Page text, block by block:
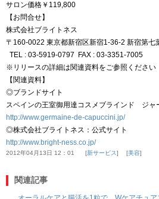
サロン価格￥119,800
【お問合せ】
株式会社ブライトネス
〒160-0022 東京都新宿区新宿1-36-2 新宿第七
TEL : 03-5919-0797 FAX : 03-3351-7005
※リリースの詳細は関連資料をご参照ください
【関連資料】
◎ブランドサイト
スペインの王室御用達コスメブラインド ジャ
http://www.germaine-de-capuccini.jp/
◎株式会社ブライトネス：公式サイト
http://www.bright-ness.co.jp/
2012年04月13日 12：01 新サービス 美容
関連記事